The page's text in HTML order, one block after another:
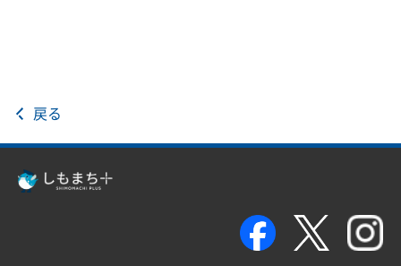
戻る